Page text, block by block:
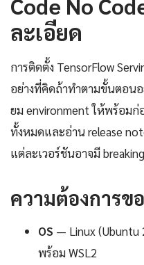
ละเอียด
การติดตั้ง TensorFlow
อย่างที่คิดถ้าทำตามขั้นตอน
ยม environment ให้พร้อมก่
ทั้งหมดและอ่าน release
แต่ละเวอร์ชันอาจมี
ความต้องการข
OS — Linux (Ubuntu
พร้อม WSL2